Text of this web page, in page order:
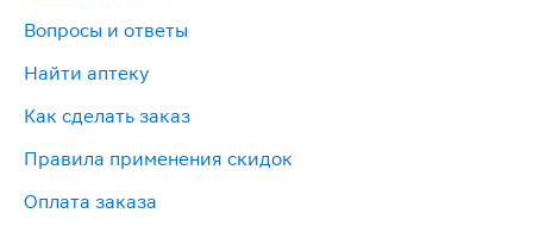
Вопросы и ответы
Найти аптеку
Как сделать заказ
Правила применения скидок
Оплата заказа